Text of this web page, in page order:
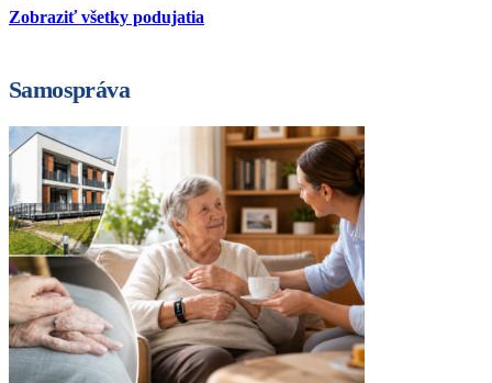
Zobraziť všetky podujatia
Samospráva